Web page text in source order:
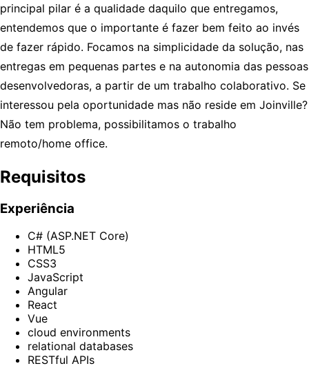
principal pilar é a qualidade daquilo que entregamos,
entendemos que o importante é fazer bem feito ao invés
de fazer rápido. Focamos na simplicidade da solução, nas
entregas em pequenas partes e na autonomia das pessoas
desenvolvedoras, a partir de um trabalho colaborativo. Se
interessou pela oportunidade mas não reside em Joinville?
Não tem problema, possibilitamos o trabalho
remoto/home office.
Requisitos
Experiência
C# (ASP.NET Core)
HTML5
CSS3
JavaScript
Angular
React
Vue
cloud environments
relational databases
RESTful APIs